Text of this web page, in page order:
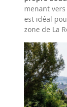
menant
est idéal
zone de La